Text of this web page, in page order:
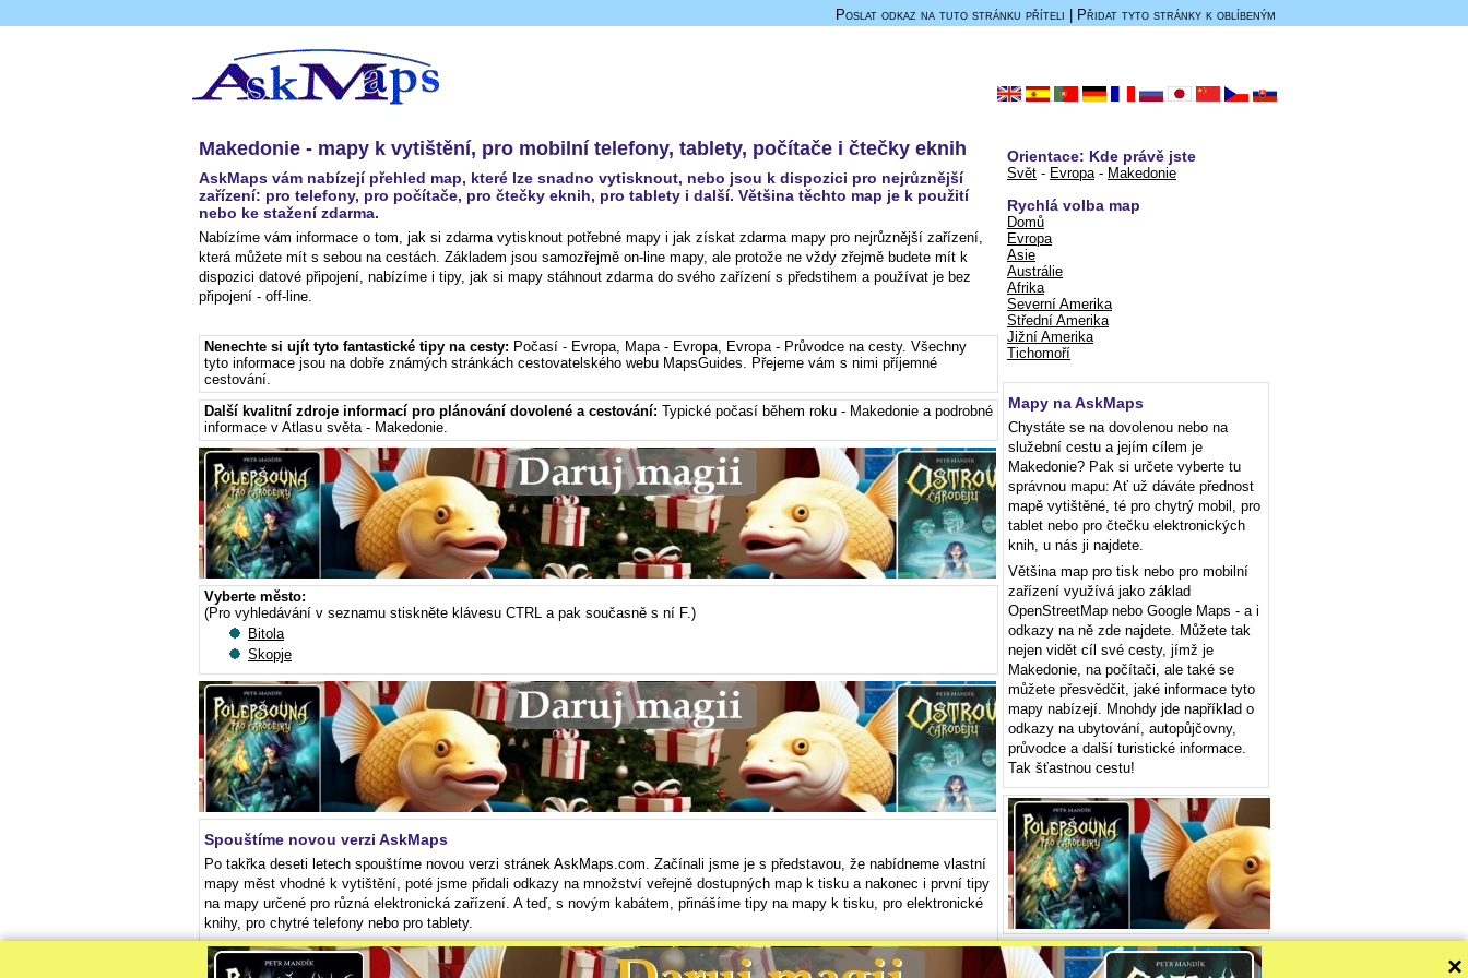
Poslat odkaz na tuto stránku příteli Přidat tyto stránky k oblíbeným
Makedonie - mapy k vytištění, pro mobilní telefony, tablety, počítače i čtečky eknih
AskMaps vám nabízejí přehled map, které lze snadno vytisknout, nebo jsou k dispozici pro nejrůznější
zařízení: pro telefony, pro počítače, pro čtečky eknih, pro tablety i další. Většina těchto map je k použití
nebo ke stažení zdarma.
Nabízíme vám informace o tom, jak si zdarma vytisknout potřebné mapy i jak získat zdarma mapy pro nejrůznější zařízení,
která můžete mít s sebou na cestách. Základem jsou samozřejmě on-line mapy, ale protože ne vždy zřejmě budete mít k
dispozici datové připojení, nabízíme i tipy, jak si mapy stáhnout zdarma do svého zařízení s předstihem a používat je bez
připojení - off-line.
Nenechte si ujít tyto fantastické tipy na cesty: Počasí - Evropa, Mapa - Evropa, Evropa - Průvodce na cesty. Všechny
tyto informace jsou na dobře známých stránkách cestovatelského webu MapsGuides. Přejeme vám s nimi příjemné
cestování.
Další kvalitní zdroje informací pro plánování dovolené a cestování: Typické počasí během roku - Makedonie a podrobné
informace v Atlasu světa - Makedonie.
Vyberte město:
(Pro vyhledávání v seznamu stiskněte klávesu CTRL a pak současně s ní F.)
Bitola
Skopje
Spouštíme novou verzi AskMaps
Po takřka deseti letech spouštíme novou verzi stránek AskMaps.com. Začínali jsme je s představou, že nabídneme vlastní
mapy měst vhodné k vytištění, poté jsme přidali odkazy na množství veřejně dostupných map k tisku a nakonec i první tipy
na mapy určené pro různá elektronická zařízení. A teď, s novým kabátem, přinášíme tipy na mapy k tisku, pro elektronické
knihy, pro chytré telefony nebo pro tablety.
(23. 10.) Celý článek >>>
Tisk a používání různých map zdarma - videonávody
Orientace: Kde právě jste
Svět - Evropa- Makedonie
Rychlá volba map
Domů
Evropa
Asie
Austrálie
Afrika
Severní Amerika
Střední Amerika
Jižní Amerika
Tichomoří
Mapy na AskMaps
Chystáte se na dovolenou nebo na
služební cestu a jejím cílem je
Makedonie? Pak si určete vyberte tu
správnou mapu: Ať už dáváte přednost
mapě vytištěné, té pro chytrý mobil, pro
tablet nebo pro čtečku elektronických
knih, u nás ji najdete.
Většina map pro tisk nebo pro mobilní
zařízení využívá jako základ
OpenStreetMap nebo Google Maps - a i
odkazy na ně zde najdete. Můžete tak
nejen vidět cíl své cesty, jímž je
Makedonie, na počítači, ale také se
můžete přesvědčit, jaké informace tyto
mapy nabízejí. Mnohdy jde například o
odkazy na ubytování, autopůjčovny,
průvodce a další turistické informace.
Tak šťastnou cestu!
×